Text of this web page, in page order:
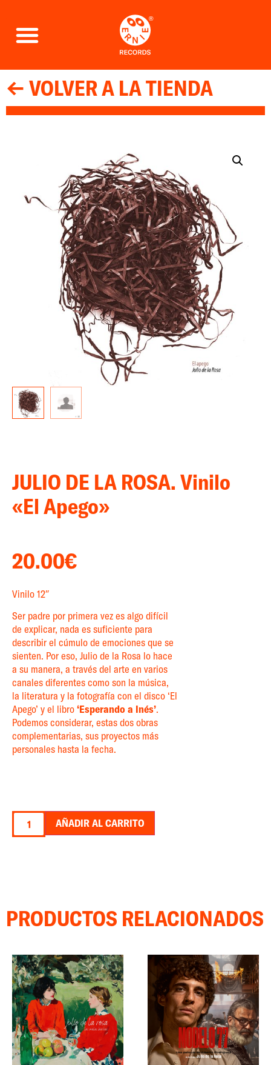
← VOLVER A LA TIENDA
JULIO DE LA ROSA. Vinilo
«El Apego»
20.00€
Vinilo 12″
Ser padre por primera vez es algo difícil
de explicar, nada es suficiente para
describir el cúmulo de emociones que se
sienten. Por eso, Julio de la Rosa lo hace
a su manera, a través del arte en varios
canales diferentes como son la música,
la literatura y la fotografía con el disco ‘El
Apego’ y el libro‘Esperando a Inés’.
Podemos considerar, estas dos obras
complementarias, sus proyectos más
personales hasta la fecha.
AÑADIR AL CARRITO
PRODUCTOS RELACIONADOS